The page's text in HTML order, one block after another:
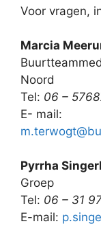
Voor vragen,
Marcia
Noord
Tel: 06 –
E- mail:
Pyrrha
Groep
Tel: 06 – 31
E-mail: